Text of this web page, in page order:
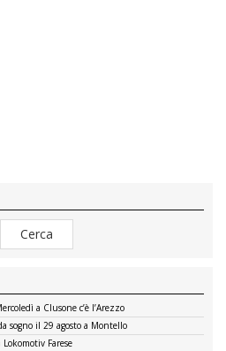
a Clusone c’è l’Arezzo
sogno il 29 agosto a Montello
Farese